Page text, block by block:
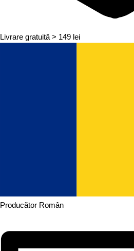
Livrare gratuită > 149 lei
Producător Român